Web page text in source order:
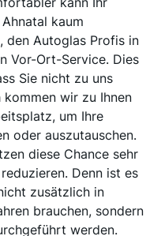
kaum
den Autoglas Profis in
Vor-Ort-Service. Dies
Sie nicht zu uns
kommen wir zu Ihnen
um Ihre
oder auszutauschen.
diese Chance sehr
Denn ist es
zusätzlich in
brauchen, sondern
werden.